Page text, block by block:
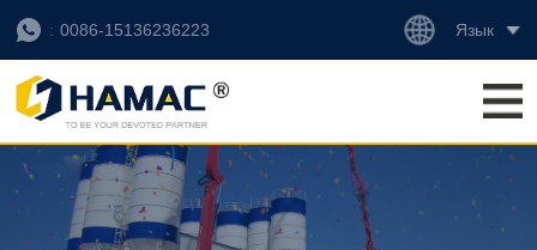
0086-15136236223 Язык